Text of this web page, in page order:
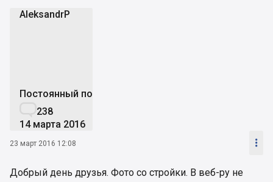
AleksandrP
Постоянный пользователь
238
14 марта 2016
23 март 2016 12:08 
Добрый день друзья. Фото со стройки. В веб-ру не